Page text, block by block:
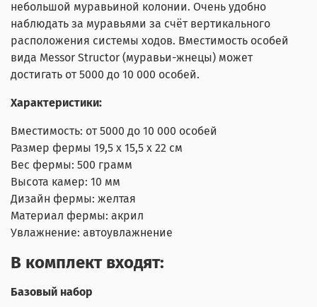
небольшой муравьиной колонии. Очень удобно
наблюдать за муравьями за счёт вертикального
расположения системы ходов. Вместимость особей
вида Messor Structor (муравьи-жнецы) может
достигать от 5000 до 10 000 особей.
Характеристики:
Вместимость: от 5000 до 10 000 особей
Размер фермы 19,5 х 15,5 х 22 см
Вес фермы: 500 грамм
Высота камер: 10 мм
Дизайн фермы: желтая
Материал фермы: акрил
Увлажнение: автоувлажнение
В комплект входят:
Базовый набор